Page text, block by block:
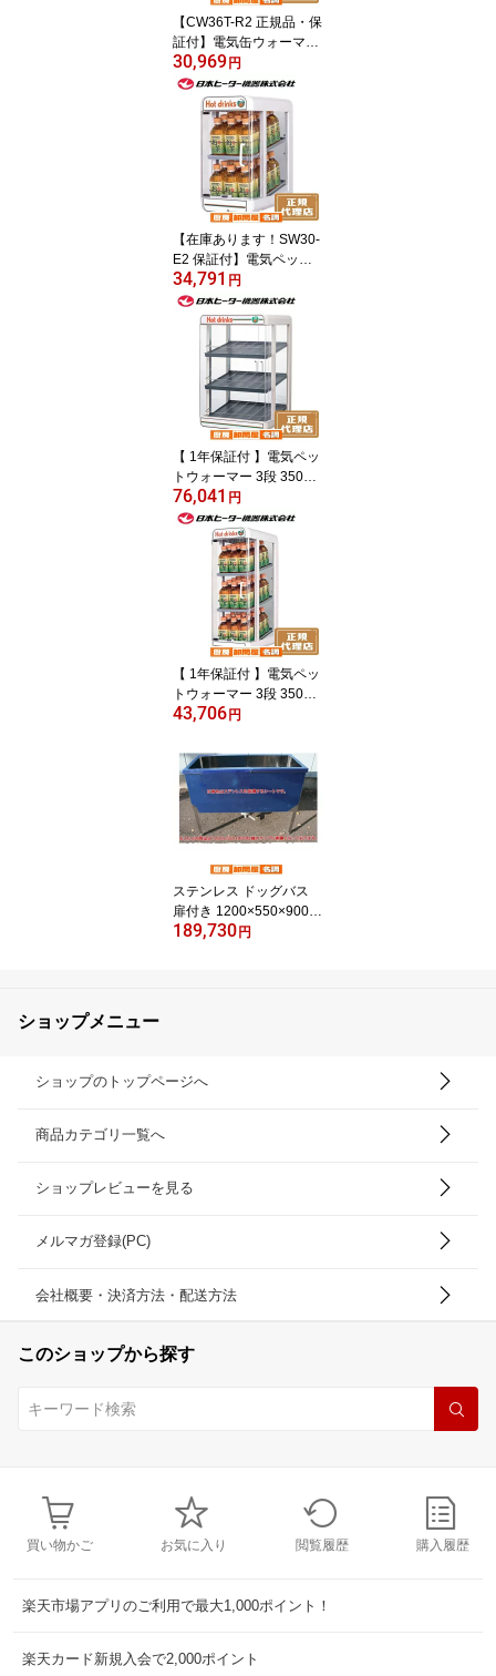
【CW36T-R2 正規品・保
証付】電気缶ウォーマー
CW36T-R2 業務用 缶ウ
ォーマー 保温器 ドリン
クウォーマー 小型卓上
30,969 円
【在庫あります！SW30-
E2 保証付】電気ペット
ウォーマー 2段 350ml／
30本収納 SW30-E2 缶ウ
ォーマー ホットドリンク
保温ショーケース 業務用
コンビニ什器
34,791 円
【 1年保証付 】電気ペッ
トウォーマー 3段 350ml
／90本収納 PW90FOP-S
3
76,041 円
【 1年保証付 】電気ペッ
トウォーマー 3段 350ml
／45本収納 PW45-E3【0
ォーマー ホットドリンク
保温ショーケース 業務用
コンビニ什器
43,706 円
ステンレス ドッグバス
扉付き 1200×550×900
シンク深400 BG無 SUS4
189,730 円
ショップメニュー
ショップのトップページへ
商品カテゴリ一覧へ
ショップレビューを見る
メルマガ登録(PC)
会社概要・決済方法・配送方法
このショップから探す
買い物かご お気に入り 閲覧履歴 購入履歴
楽天市場アプリのご利用で最大1,000ポイント！
楽天カード新規入会で2,000ポイント